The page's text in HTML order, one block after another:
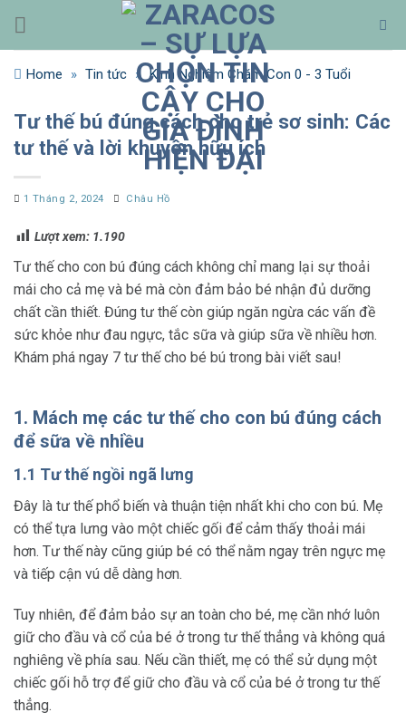
qua
nội
dungHome » Tin tức » Kinh Nghiệm Chăm Con 0 - 3 Tuổi
Tư thế bú đúng cách cho trẻ sơ sinh: Các
tư thế và lời khuyên hữu ích
1 Tháng 2, 2024 Châu Hồ
Lượt xem: 1.190
Tư thế cho con bú đúng cách không chỉ mang lại sự thoải
mái cho cả mẹ và bé mà còn đảm bảo bé nhận đủ dưỡng
chất cần thiết. Đúng tư thế còn giúp ngăn ngừa các vấn đề
sức khỏe như đau ngực, tắc sữa và giúp sữa về nhiều hơn.
Khám phá ngay 7 tư thế cho bé bú trong bài viết sau!
1. Mách mẹ các tư thế cho con bú đúng cách
để sữa về nhiều
1.1 Tư thế ngồi ngã lưng
Đây là tư thế phổ biến và thuận tiện nhất khi cho con bú. Mẹ
có thể tựa lưng vào một chiếc gối để cảm thấy thoải mái
hơn. Tư thế này cũng giúp bé có thể nằm ngay trên ngực mẹ
và tiếp cận vú dễ dàng hơn.
Tuy nhiên, để đảm bảo sự an toàn cho bé, mẹ cần nhớ luôn
giữ cho đầu và cổ của bé ở trong tư thế thẳng và không quá
nghiêng về phía sau. Nếu cần thiết, mẹ có thể sử dụng một
chiếc gối hỗ trợ để giữ cho đầu và cổ của bé ở trong tư thế
thẳng.